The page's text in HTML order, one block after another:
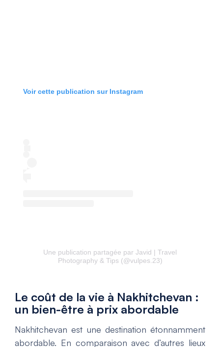
Voir cette publication sur Instagram
Une publication partagée par Javid | Travel
Photography & Tips (@vulpes.23)
Le coût de la vie à Nakhitchevan :
un bien-être à prix abordable
Nakhitchevan est une destination étonnamment
abordable. En comparaison avec d’autres lieux